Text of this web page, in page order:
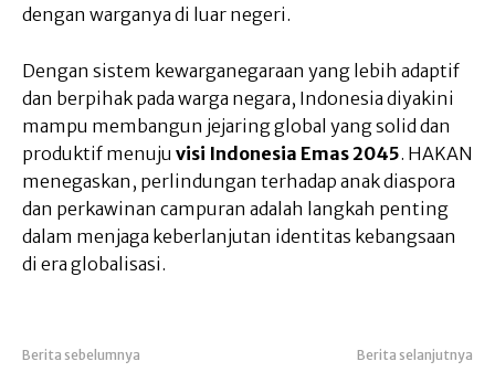
dengan warganya di luar negeri.
Dengan sistem kewarganegaraan yang lebih adaptif
dan berpihak pada warga negara, Indonesia diyakini
mampu membangun jejaring global yang solid dan
produktif menuju visi Indonesia Emas 2045. HAKAN
menegaskan, perlindungan terhadap anak diaspora
dan perkawinan campuran adalah langkah penting
dalam menjaga keberlanjutan identitas kebangsaan
di era globalisasi.
Berita sebelumnya Berita selanjutnya